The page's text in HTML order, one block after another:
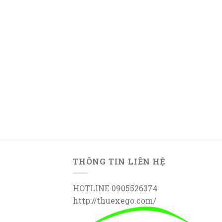
THÔNG TIN LIÊN HỆ
HOTLINE 0905526374
http://thuexego.com/